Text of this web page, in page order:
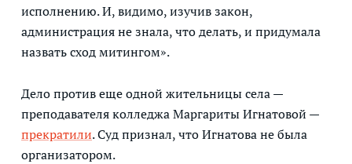
исполнению. И, видимо, изучив закон,
администрация не знала, что делать, и придумала
назвать сход митингом».
Дело против еще одной жительницы села —
преподавателя колледжа Маргариты Игнатовой —
прекратили. Суд признал, что Игнатова не была
организатором.